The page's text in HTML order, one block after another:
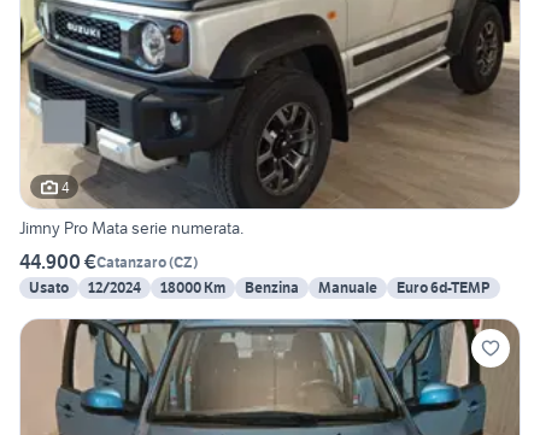
4
Jimny Pro Mata serie numerata.
44.900 €Catanzaro(CZ)
Usato
12/2024 18000 Km Benzina Manuale Euro 6d-TEMP